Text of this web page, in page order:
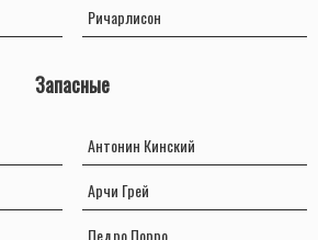
Ричарлисон
Запасные
Антонин Кинский
Арчи Грей
Педро Порро